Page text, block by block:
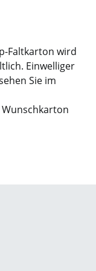
Faltkarton wird
Einwelliger
Sie im